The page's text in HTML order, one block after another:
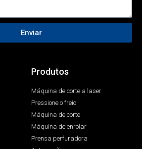
Enviar
Produtos
Máquina de corte a laser
Pressione o freio
Máquina de corte
Máquina de enrolar
Prensa perfuradora